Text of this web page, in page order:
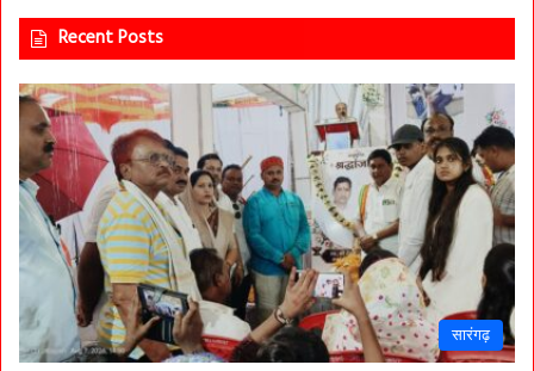
Recent Posts
सारंगढ़